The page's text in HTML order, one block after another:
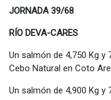
JORNADA 39/68
RÍO DEVA-
Un salmón de 4,750 Kg y
Cebo Natural en Coto
Un salmón de 4,900 Kg y